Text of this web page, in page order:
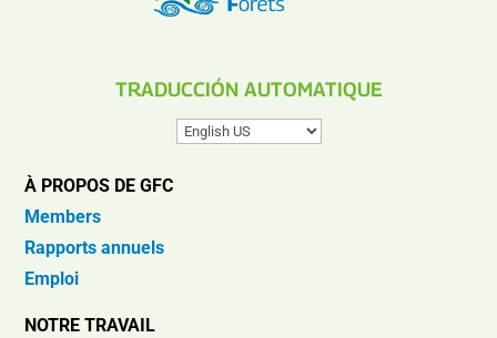
TRADUCCIÓN AUTOMATIQUE
À PROPOS DE GFC
Members
Rapports annuels
Emploi
NOTRE TRAVAIL